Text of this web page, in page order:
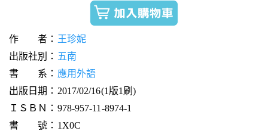
作 者： 王珍妮
出版社別： 五南
書 系： 應用外語
出版日期：2017/02/16(1版1刷)
ＩＳＢＮ：978-957-11-8974-1
書 號：1X0C